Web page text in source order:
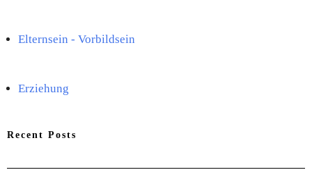
Elternsein - Vorbildsein
Erziehung
Recent Posts